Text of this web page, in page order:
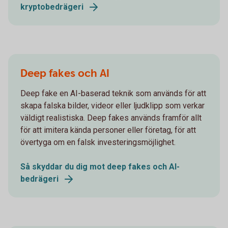
kryptobedrägeri
Deep fakes och AI
Deep fake en AI-baserad teknik som används för att
skapa falska bilder, videor eller ljudklipp som verkar
väldigt realistiska. Deep fakes används framför allt
för att imitera kända personer eller företag, för att
övertyga om en falsk investeringsmöjlighet.
Så skyddar du dig mot deep fakes och AI-
bedrägeri